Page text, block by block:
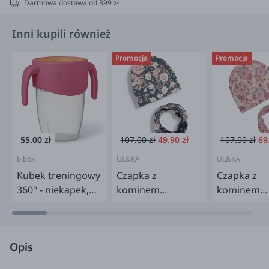
Darmowa dostawa od 399 zł
Inni kupili również
55.00 zł
b.box
Kubek treningowy
360° - niekapek,
Promocja
107.00 zł 49.90 zł
UL&KA
Czapka z
kominem
Promocja
107.00 zł
UL&KA
Czapka z
kominem
Opis